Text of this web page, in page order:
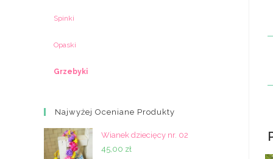
Spinki
Opaski
Grzebyki
Najwyżej Oceniane Produkty
Wianek dziecięcy nr. 02
45,00 zł